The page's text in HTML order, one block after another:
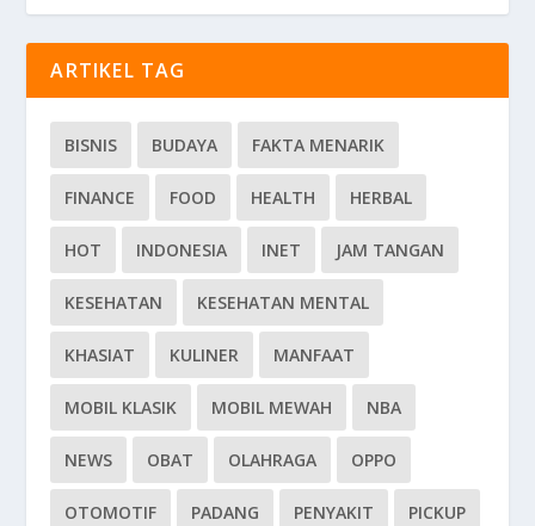
ARTIKEL TAG
BISNIS BUDAYA FAKTA MENARIK
FINANCE FOOD HEALTH HERBAL
HOT INDONESIA INET JAM TANGAN
KESEHATAN KESEHATAN MENTAL
KHASIAT KULINER MANFAAT
MOBIL KLASIK MOBIL MEWAH NBA
NEWS OBAT OLAHRAGA OPPO
OTOMOTIF PADANG PENYAKIT PICKUP